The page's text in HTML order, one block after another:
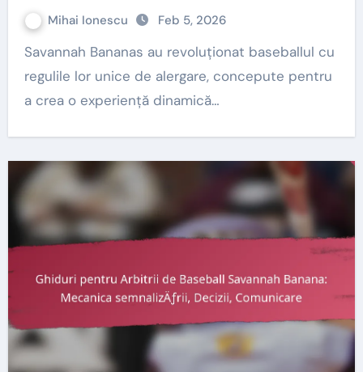
Mihai Ionescu Feb 5, 2026
Savannah Bananas au revoluționat baseballul cu
regulile lor unice de alergare, concepute pentru
a crea o experiență dinamică…